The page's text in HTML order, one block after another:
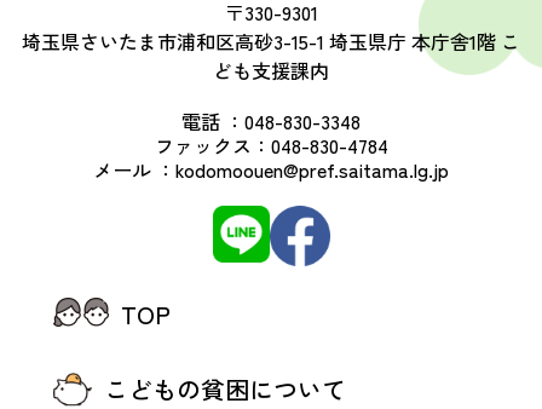
〒330-9301
埼玉県さいたま市浦和区高砂3-15-1 埼玉県庁 本庁舎1階 こ
ども支援課内
電話 ： 048-830-3348
ファックス： 048-830-4784
メール ： kodomoouen@pref.saitama.lg.jp
TOP
こどもの貧困について